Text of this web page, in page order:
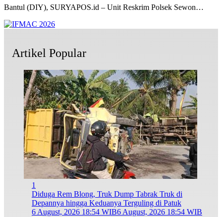
Bantul (DIY), SURYAPOS.id – Unit Reskrim Polsek Sewon…
Artikel Popular
1
Diduga Rem Blong, Truk Dump Tabrak Truk di
Depannya hingga Keduanya Terguling di Patuk
6 August, 2026 18:54 WIB6 August, 2026 18:54 WIB